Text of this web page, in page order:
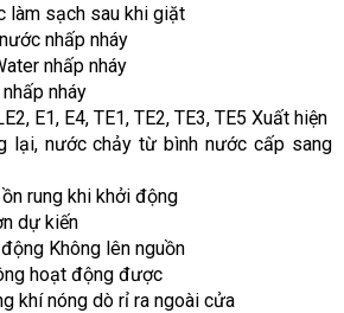
làm sạch sau khi giặt
nhấp nháy
nhấp nháy
nháy
E1, E4, TE1, TE2, TE3, TE5 Xuất hiện
lại, nước chảy từ bình nước cấp sang
rung khi khởi động
dự kiến
Không lên nguồn
hoạt động được
khí nóng dò rỉ ra ngoài cửa